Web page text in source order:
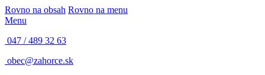
Rovno na obsah Rovno na menu
Menu
047 / 489 32 63
obec@zahorce.sk